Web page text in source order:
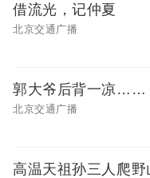
借流光，记仲夏
北京交通广播
郭大爷后背一凉……
北京交通广播
高温天祖孙三人爬野